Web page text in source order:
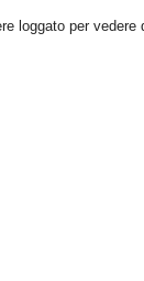
s
loggato per vedere